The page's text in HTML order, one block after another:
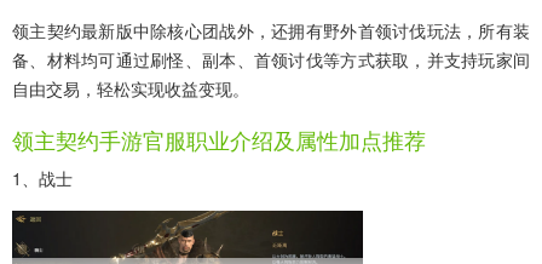
领主契约最新版中除核心团战外，还拥有野外首领讨伐玩法，所有装
备、材料均可通过刷怪、副本、首领讨伐等方式获取，并支持玩家间
自由交易，轻松实现收益变现。
领主契约手游官服职业介绍及属性加点推荐
1、战士